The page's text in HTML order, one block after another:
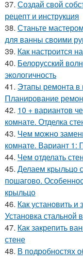
37. Создай свой
рецепт и инструкция
38. Станьте
для ванны своими
39. Как настроится
40. Белорусский
экологичность
41. Этапы ремонта в
Планирование
42. 10 + вариантов
комнате. Отделка
43. Чем можно
комнате. Вариант 1:
44. Чем отделать
45. Делаем крыльцо
пошагово.
крыльцо
46. Как установить и
Установка стальной
47. Как закрепить
стене
48. В подробностях